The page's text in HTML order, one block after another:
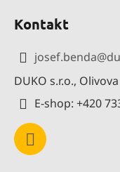
Kontakt
josef.benda@
DUKO s.r.o.,
E-shop: +420